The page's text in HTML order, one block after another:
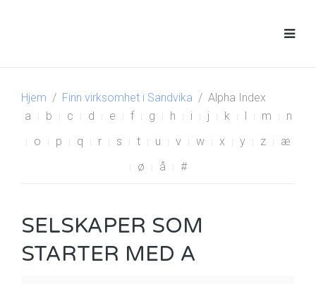
Hjem Finn virksomhet i Sandvika
Alpha Index
a
b c d e f g h i j k l m
n
o
p q r s t u v w x y z
æ
ø
å #
SELSKAPER SOM
STARTER MED A